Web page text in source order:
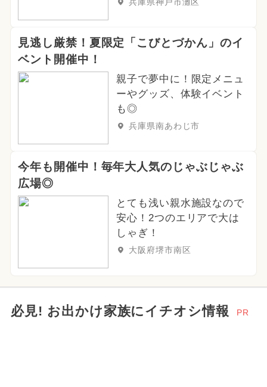
2026年4月のイベント
2025年5月のイベント
冬休み
2024年2月のイベント
職業体験
兵庫県神戸市灘区
見逃し厳禁！夏限定「こびとづかん」のイ
ベント開催中！
親子で夢中に！限定メニュ
ーやグッズ、体験イベント
も◎
兵庫県南あわじ市
今年も開催中！毎年大人気のじゃぶじゃぶ
広場◎
とても浅い親水施設なので
安心！2つのエリアで大は
しゃぎ！
大阪府堺市南区
必見! お出かけ家族にイチオシ情報 PR